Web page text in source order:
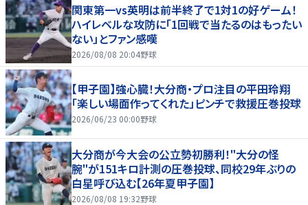
関東第一vs英明は前半終了で1対1の好ゲーム！
ハイレベルな攻防に「1回戦で当たるのはもったい
ない」とファン感嘆
2026/08/08 20:04野球
【甲子園】強心臓！大分商・プロ注目の平田玲翔
「楽しい場面作ってくれた」ピンチで救援圧巻投球
2026/06/23 00:00野球
大分商が今大会の公立勢初勝利！"大分の怪
腕"が151キロ計測の圧巻投球、同校29年ぶりの
白星呼び込む【26年夏甲子園】
2026/08/08 19:32野球